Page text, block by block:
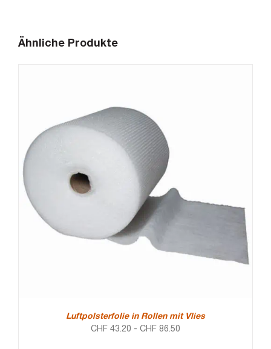
Ähnliche Produkte
Luftpolsterfolie in Rollen mit Vlies
CHF 43.20 - CHF 86.50